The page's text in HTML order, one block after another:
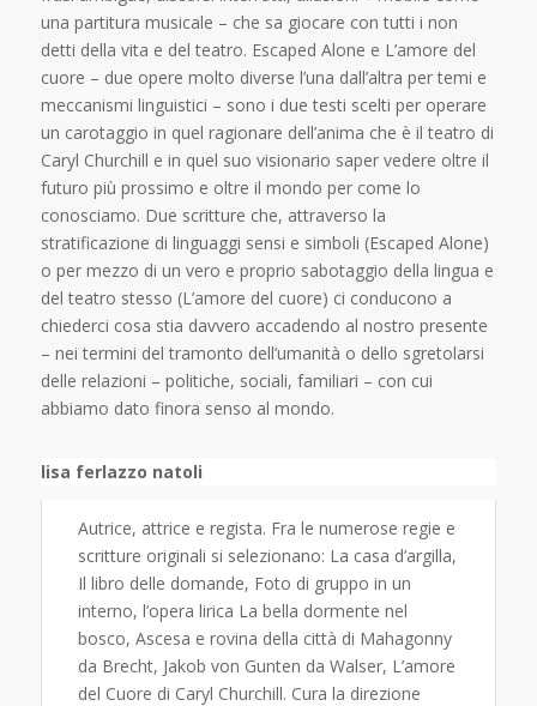
una partitura musicale – che sa giocare con tutti i non
detti della vita e del teatro. Escaped Alone e L’amore del
cuore – due opere molto diverse l’una dall’altra per temi e
meccanismi linguistici – sono i due testi scelti per operare
un carotaggio in quel ragionare dell’anima che è il teatro di
Caryl Churchill e in quel suo visionario saper vedere oltre il
futuro più prossimo e oltre il mondo per come lo
conosciamo. Due scritture che, attraverso la
stratificazione di linguaggi sensi e simboli (Escaped Alone)
o per mezzo di un vero e proprio sabotaggio della lingua e
del teatro stesso (L’amore del cuore) ci conducono a
chiederci cosa stia davvero accadendo al nostro presente
– nei termini del tramonto dell’umanità o dello sgretolarsi
delle relazioni – politiche, sociali, familiari – con cui
abbiamo dato finora senso al mondo.
lisa ferlazzo natoli
Autrice, attrice e regista. Fra le numerose regie e
scritture originali si selezionano: La casa d’argilla,
Il libro delle domande, Foto di gruppo in un
interno, l’opera lirica La bella dormente nel
bosco, Ascesa e rovina della città di Mahagonny
da Brecht, Jakob von Gunten da Walser, L’amore
del Cuore di Caryl Churchill. Cura la direzione